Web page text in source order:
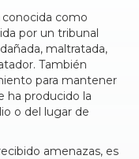
como
por un tribunal
maltratada,
También
para mantener
ha producido la
o del lugar de
amenazas, es